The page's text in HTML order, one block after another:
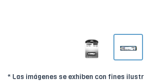
* Las imágenes se exhiben con fines